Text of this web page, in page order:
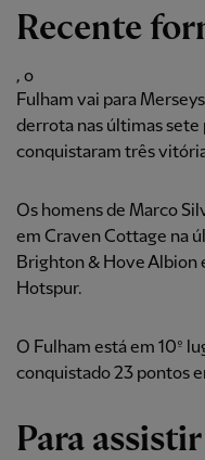
Recente
, o
Fulham vai para
derrota nas últimas sete
conquistaram três
Os homens de Marco
em Craven Cottage na
Brighton & Hove Albion
Hotspur.
O Fulham está em 10º
conquistado 23 pontos
Para